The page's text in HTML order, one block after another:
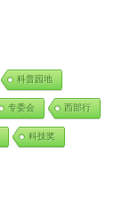
科普园地
专委会 西部行
科技奖